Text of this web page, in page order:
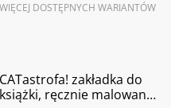
WIĘCEJ DOSTĘPNYCH WARIANTÓW
CATastrofa! zakładka do
książki, ręcznie malowana